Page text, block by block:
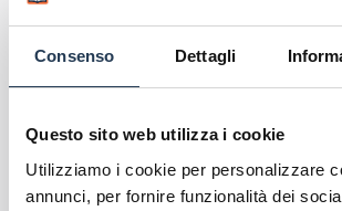
Consenso Dettagli
Questo sito web utilizza i cookie
Utilizziamo i cookie per personalizzare
annunci, per fornire funzionalità dei
proprie esigenze e impegni personali.
I corsi offerti coprono una vasta
di istruzione, compresi corsi di
possono scegliere tra discipline
scienze sociali, informatica, lingue
molte altre. L’Università Telematica